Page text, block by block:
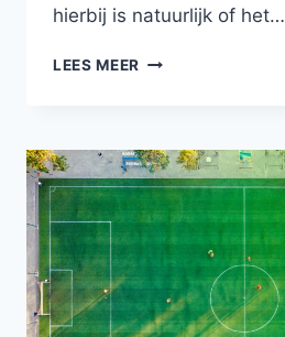
hierbij is natuurlijk of het…
LEES MEER DE